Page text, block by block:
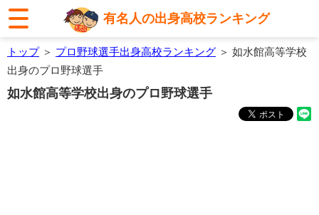
有名人の出身高校ランキング
トップ＞ プロ野球選手出身高校ランキング ＞ 如水館高等学校
出身のプロ野球選手
如水館高等学校出身のプロ野球選手